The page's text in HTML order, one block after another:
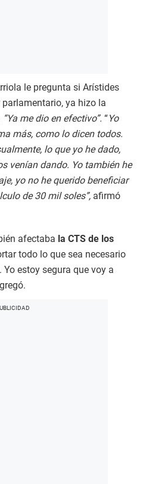
le pregunta si Arístides
ya hizo la
“Ya me dio en efectivo”. “Yo
más, como lo dicen todos.
lo que yo he dado,
venían dando. Yo también he
yo no he querido beneficiar
de 30 mil soles”, afirmó
afectaba la CTS de los
todo lo que sea necesario
estoy segura que voy a